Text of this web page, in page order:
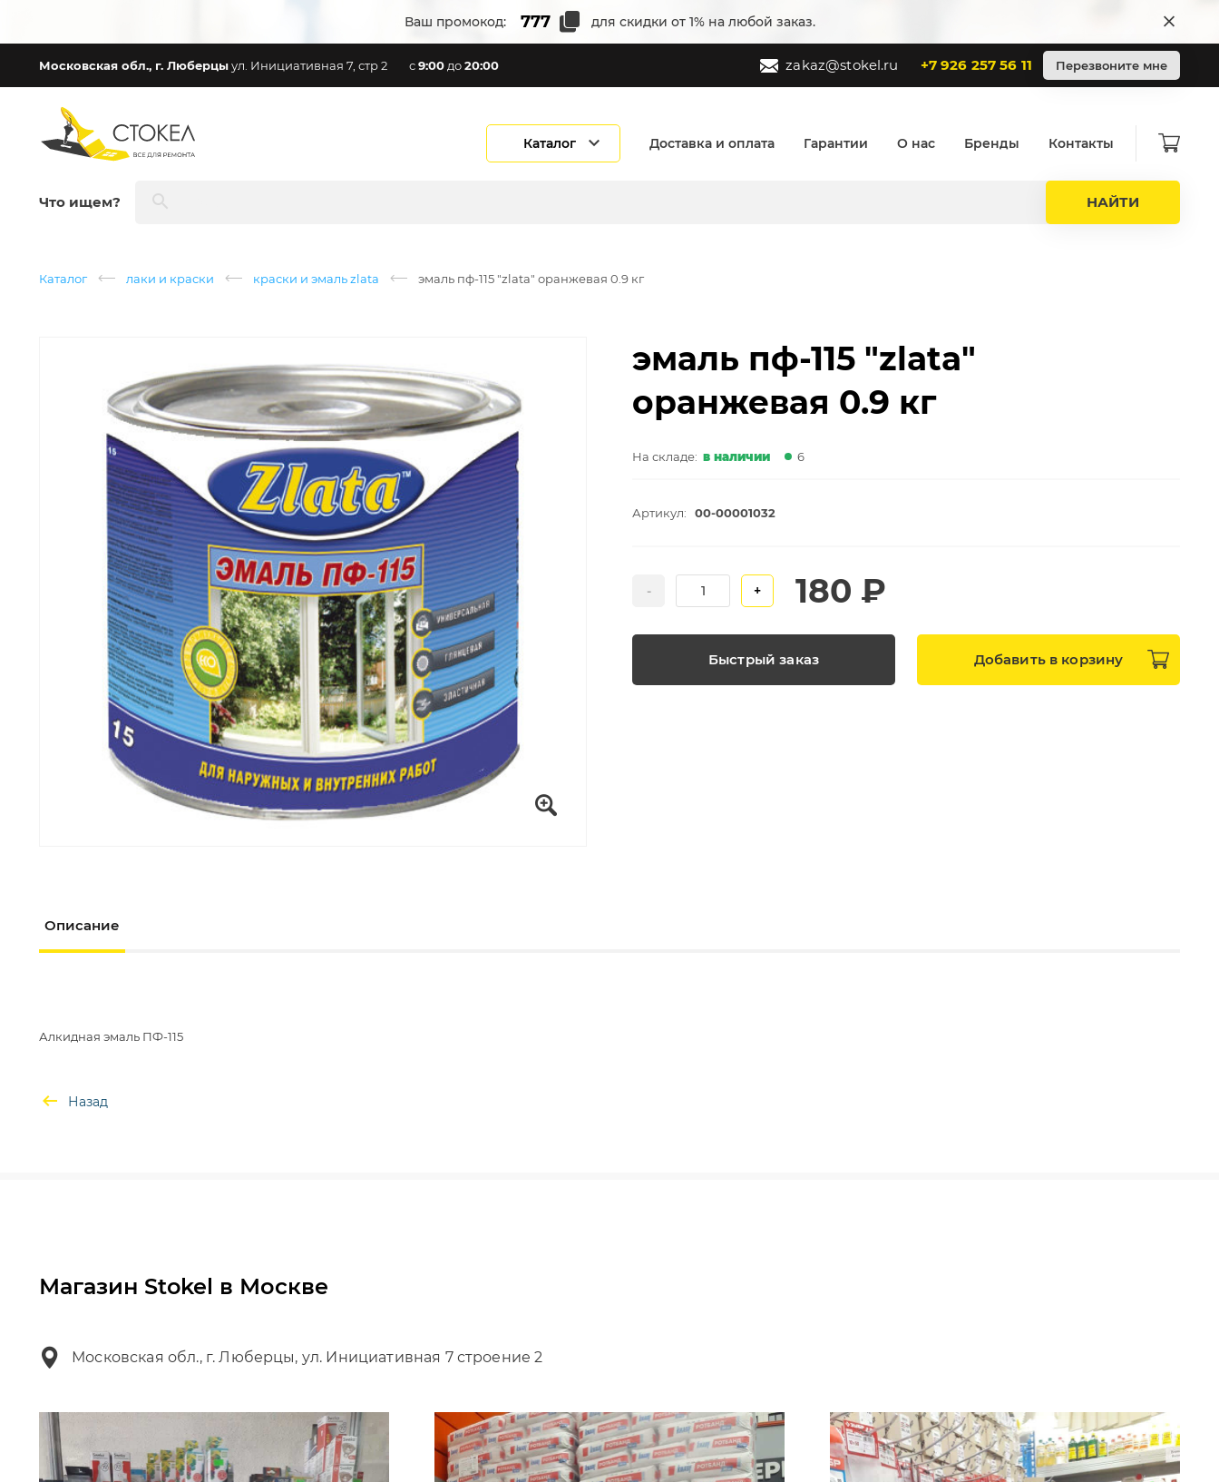
Ваш промокод: для скидки от 1% на любой заказ.
Московская обл., г. Люберцыул. Инициативная 7, стр 2 с9:00 до20:00 zakaz@stokel.ru +7 926 257 56 11 Перезвоните мне
Каталог Доставка и оплата Гарантии О нас Бренды Контакты
Что ищем? НАЙТИ
Каталог лаки и краски краски и эмаль zlata эмаль пф-115 "zlata" оранжевая 0.9 кг
эмаль пф-115 "zlata"
оранжевая 0.9 кг
На складе: в наличии 6
Артикул: 00-00001032
- + 180 ₽
Быстрый заказ Добавить в корзину
Описание
Назад
Магазин Stokel в Москве
Московская обл., г. Люберцы, ул. Инициативная 7 строение 2